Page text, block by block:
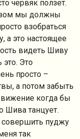
червяк ползет.
мы должны
взобраться
а это настоящее
видеть Шиву
Это
просто –
а потом забыть
когда бы
Шива танцует.
совершить пуджу
так